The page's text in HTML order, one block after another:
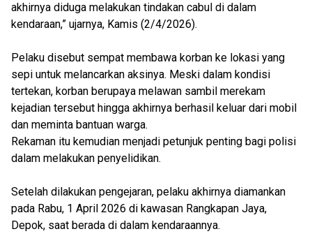
akhirnya diduga melakukan tindakan cabul di dalam
kendaraan,” ujarnya, Kamis (2/4/2026).
Pelaku disebut sempat membawa korban ke lokasi yang
sepi untuk melancarkan aksinya. Meski dalam kondisi
tertekan, korban berupaya melawan sambil merekam
kejadian tersebut hingga akhirnya berhasil keluar dari mobil
dan meminta bantuan warga.
Rekaman itu kemudian menjadi petunjuk penting bagi polisi
dalam melakukan penyelidikan.
Setelah dilakukan pengejaran, pelaku akhirnya diamankan
pada Rabu, 1 April 2026 di kawasan Rangkapan Jaya,
Depok, saat berada di dalam kendaraannya.